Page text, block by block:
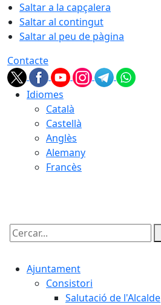
Saltar a la capçalera
Saltar al contingut
Saltar al peu de pàgina
Contacte
Idiomes
Català
Castellà
Anglès
Alemany
Francès
Cercar:
Ajuntament
Consistori
Salutació de l'Alcalde